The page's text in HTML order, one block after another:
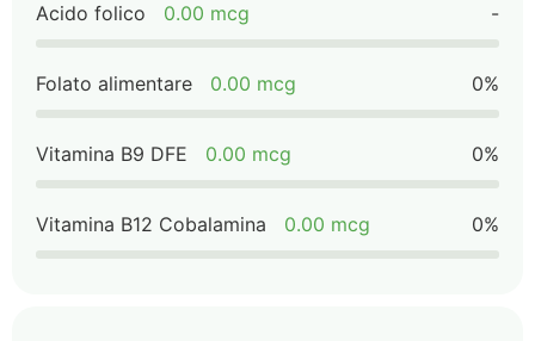
Acido folico 0.00 mcg -
Folato alimentare 0.00 mcg 0%
Vitamina B9 DFE 0.00 mcg 0%
Vitamina B12 Cobalamina 0.00 mcg 0%